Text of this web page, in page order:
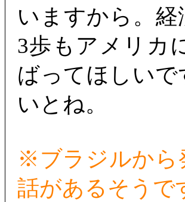
いますから。
3歩もアメリカ
ばってほしい
いとね。
※ブラジルから
話があるそうで